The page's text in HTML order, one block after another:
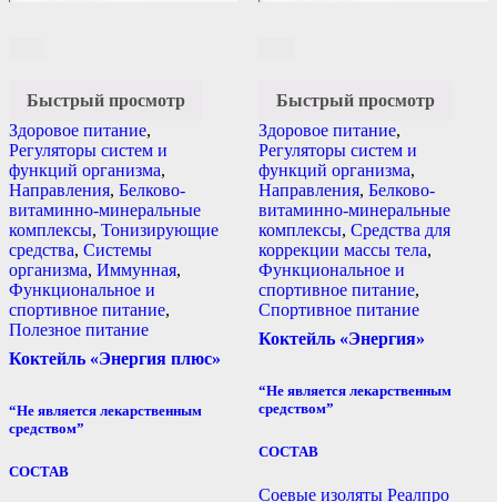
Быстрый просмотр
Здоровое питание,
Регуляторы систем и
функций организма,
Направления, Белково-
витаминно-минеральные
комплексы, Тонизирующие
средства, Системы
организма, Иммунная,
Функциональное и
спортивное питание,
Полезное питание
Коктейль «Энергия плюс»
“Не является лекарственным
средством”
СОСТАВ
Быстрый просмотр
Здоровое питание,
Регуляторы систем и
функций организма,
Направления, Белково-
витаминно-минеральные
комплексы, Средства для
коррекции массы тела,
Функциональное и
спортивное питание,
Спортивное питание
Коктейль «Энергия»
“Не является лекарственным
средством”
СОСТАВ
Соевые изоляты Реалпро